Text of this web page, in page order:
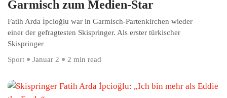
Garmisch zum Medien-Star
Fatih Arda İpcioğlu war in Garmisch-Partenkirchen wieder
einer der gefragtesten Skispringer. Als erster türkischer
Skispringer
Sport
Januar 2 2 min read